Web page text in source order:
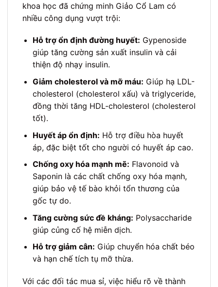
khoa học đã chứng minh Giảo Cổ Lam có
nhiều công dụng vượt trội:
Hỗ trợ ổn định đường huyết: Gypenoside
giúp tăng cường sản xuất insulin và cải
thiện độ nhạy insulin.
Giảm cholesterol và mỡ máu: Giúp hạ LDL-
cholesterol (cholesterol xấu) và triglyceride,
đồng thời tăng HDL-cholesterol (cholesterol
tốt).
Huyết áp ổn định: Hỗ trợ điều hòa huyết
áp, đặc biệt tốt cho người có huyết áp cao.
Chống oxy hóa mạnh mẽ: Flavonoid và
Saponin là các chất chống oxy hóa mạnh,
giúp bảo vệ tế bào khỏi tổn thương của
gốc tự do.
Tăng cường sức đề kháng: Polysaccharide
giúp củng cố hệ miễn dịch.
Hỗ trợ giảm cân: Giúp chuyển hóa chất béo
và hạn chế tích tụ mỡ thừa.
Với các đối tác mua sỉ, việc hiểu rõ về thành